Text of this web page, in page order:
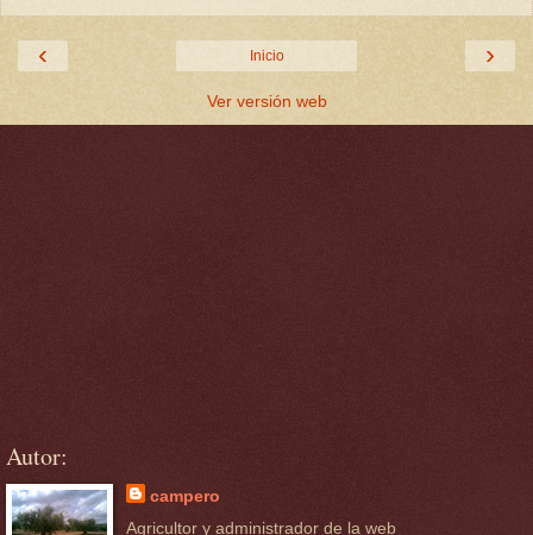
‹ ›
Inicio
Ver versión web
Autor:
campero
Agricultor y administrador de la web